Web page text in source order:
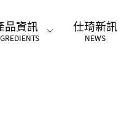
品資訊 仕琦新訊
NEWS